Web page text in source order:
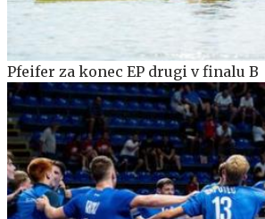
Pfeifer za konec EP drugi v finalu B